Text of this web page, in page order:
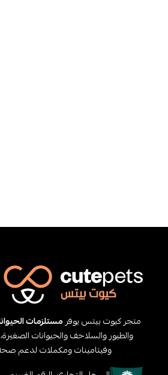
متجر كيوت بيتس يوفر مستلزمات
والطيور والسلاحف والحيوانات
وفيتامينات ومكملات لدعم